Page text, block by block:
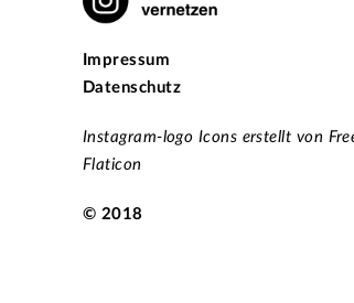
Impressum
Datenschutz
Instagram-logo Icons erstellt von
Flaticon
© 2018